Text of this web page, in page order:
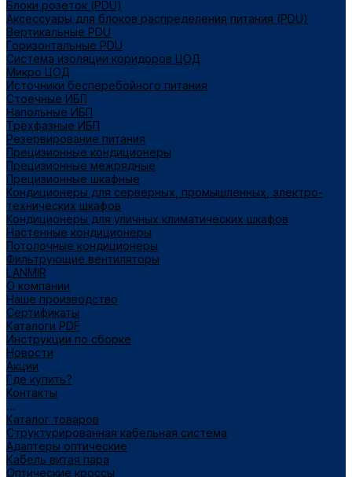
Блоки розеток (PDU)
Аксессуары для блоков распределения питания (PDU)
Вертикальные PDU
Горизонтальные PDU
Система изоляции коридоров ЦОД
Микро ЦОД
Источники бесперебойного питания
Стоечные ИБП
Напольные ИБП
Трёхфазные ИБП
Резервирование питания
Прецизионные кондиционеры
Прецизионные межрядные
Прецизионные шкафные
Кондиционеры для серверных, промышленных, электро-
технических шкафов
Кондиционеры для уличных климатических шкафов
Настенные кондиционеры
Потолочные кондиционеры
Фильтрующие вентиляторы
LANMIR
О компании
Наше производство
Сертификаты
Каталоги PDF
Инструкции по сборке
Новости
Акции
Где купить?
Контакты
...
Каталог товаров
Структурированная кабельная система
Адаптеры оптические
Кабель витая пара
Оптические кроссы